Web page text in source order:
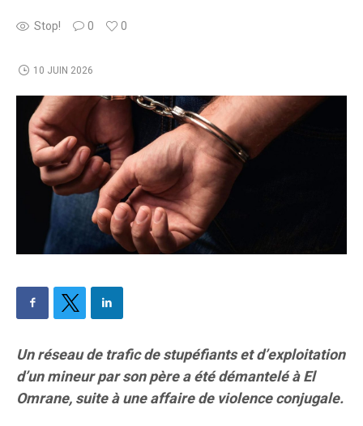
Stop! 0 0
10 JUIN 2026
Un réseau de trafic de stupéfiants et d’exploitation
d’un mineur par son père a été démantelé à El
Omrane, suite à une affaire de violence conjugale.